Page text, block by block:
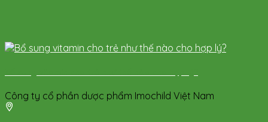
Công ty cổ phần dược phẩm Imochild Việt Nam